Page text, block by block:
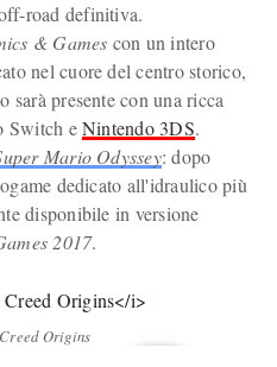
road definitiva.
& Games con un intero
nel cuore del centro storico,
presente con una ricca
Switch eNintendo 3DS.
Mario Odyssey: dopo
dedicato all'idraulico più
disponibile in versione
2017.
Creed Origins